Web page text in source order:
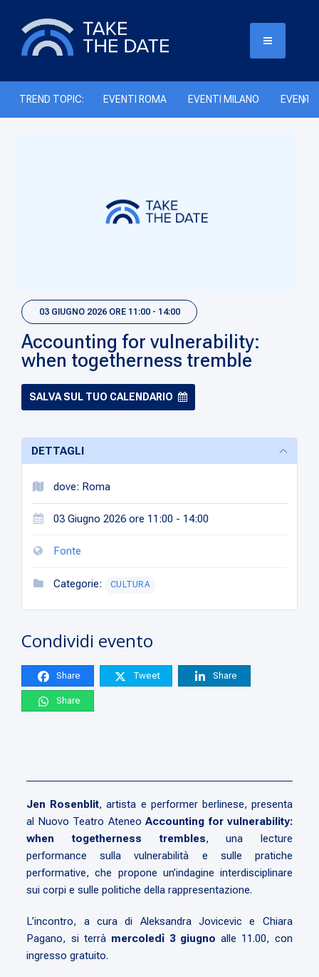
TREND TOPIC: EVENTI ROMA EVENTI MILANO EVENTI
03 GIUGNO 2026 ORE 11:00 - 14:00
Accounting for vulnerability:
when togetherness tremble
SALVA SUL TUO CALENDARIO
DETTAGLI
dove: Roma
03 Giugno 2026 ore 11:00 - 14:00
Fonte
Categorie: CULTURA
Condividi evento
Share Tweet Share
Share
Jen Rosenblit, artista e performer berlinese, presenta
al Nuovo Teatro Ateneo Accounting for vulnerability:
when togetherness trembles, una lecture
performance sulla vulnerabilità e sulle pratiche
performative, che propone un’indagine interdisciplinare
sui corpi e sulle politiche della rappresentazione.
L’incontro, a cura di Aleksandra Jovicevic e Chiara
Pagano, si terràmercoledì 3 giugnoalle 11.00, con
ingresso gratuito.